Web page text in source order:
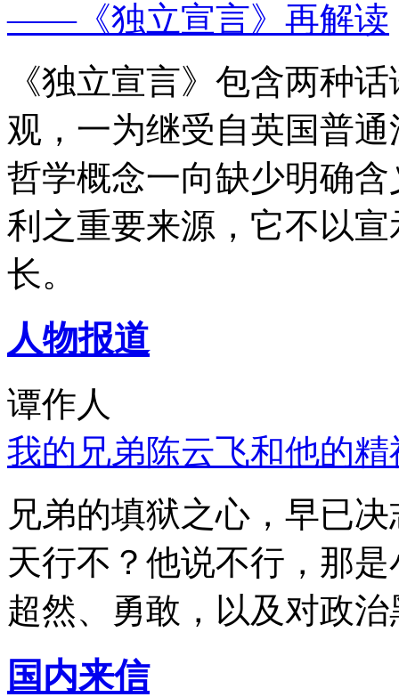
——《独立宣言》再解读
《独立宣言》包含两种
观，一为继受自英国普
哲学概念一向缺少明确
利之重要来源，它不以
长。
人物报道
谭作人
我的兄弟陈云飞和他的
兄弟的填狱之心，早已
天行不？他说不行，那
超然、勇敢，以及对政
国内来信